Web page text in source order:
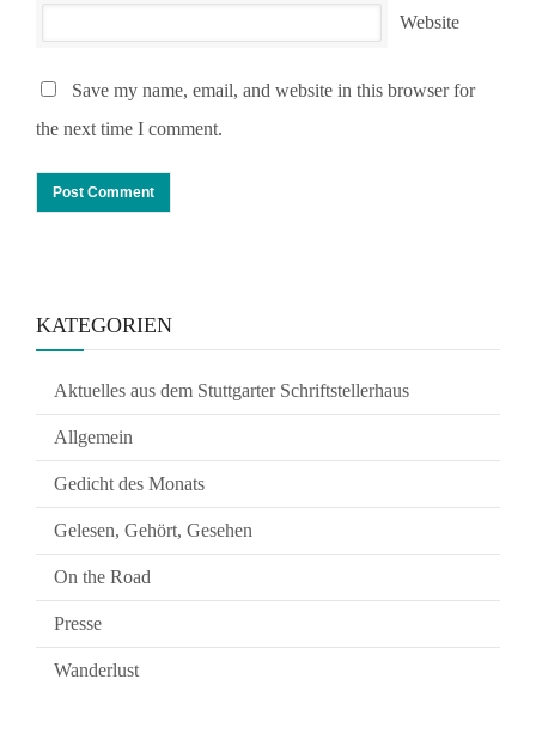
Website
Save my name, email, and website in this browser for
the next time I comment.
KATEGORIEN
Aktuelles aus dem Stuttgarter Schriftstellerhaus
Allgemein
Gedicht des Monats
Gelesen, Gehört, Gesehen
On the Road
Presse
Wanderlust